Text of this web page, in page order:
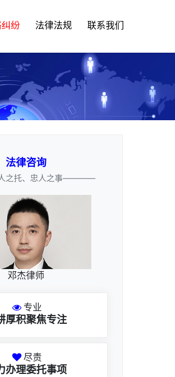
纠纷 法律法规 联系我们
法律咨询
托、忠人之事————
邓杰律师
专业
厚积聚焦专注
尽责
办理委托事项